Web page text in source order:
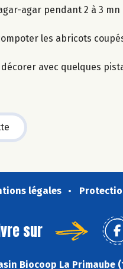
agar pendant 2 à 3 mn
les abricots
avec quelques
légales
sur
Biocoop La Primaube